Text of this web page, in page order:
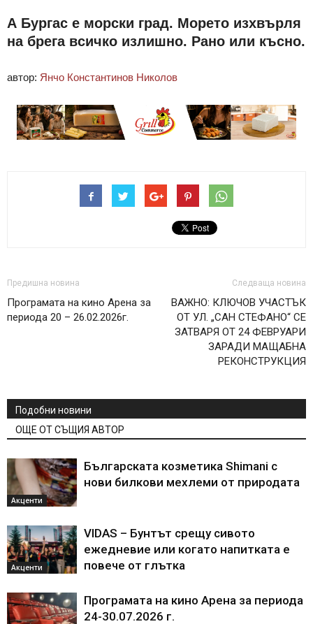
А Бургас е морски град. Морето изхвърля
на брега всичко излишно. Рано или късно.
автор: Янчо Константинов Николов
Предишна новина
Програмата на кино Арена за
периода 20 – 26.02.2026г.
Следваща новина
ВАЖНО: КЛЮЧОВ УЧАСТЪК
ОТ УЛ. „САН СТЕФАНО“ СЕ
ЗАТВАРЯ ОТ 24 ФЕВРУАРИ
ЗАРАДИ МАЩАБНА
РЕКОНСТРУКЦИЯ
Подобни новини
ОЩЕ ОТ СЪЩИЯ АВТОР
Акценти
Българската козметика Shimani с
нови билкови мехлеми от природата
Акценти
VIDAS – Бунтът срещу сивото
ежедневие или когато напитката е
повече от глътка
Програмата на кино Арена за периода
24-30.07.2026 г.